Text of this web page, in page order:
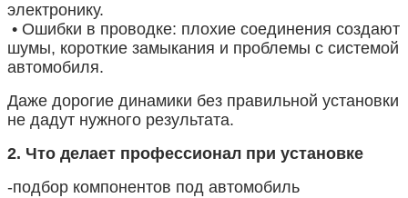
электронику.
• Ошибки в проводке: плохие соединения создают
шумы, короткие замыкания и проблемы с системой
автомобиля.
Даже дорогие динамики без правильной установки
не дадут нужного результата.
2. Что делает профессионал при установке
-подбор компонентов под автомобиль